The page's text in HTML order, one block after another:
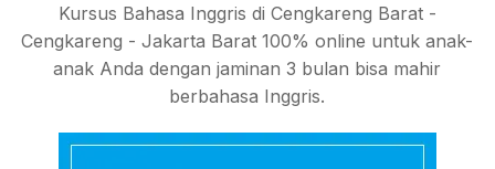
Kursus Bahasa Inggris di Cengkareng Barat -
Cengkareng - Jakarta Barat 100% online untuk anak-
anak Anda dengan jaminan 3 bulan bisa mahir
berbahasa Inggris.